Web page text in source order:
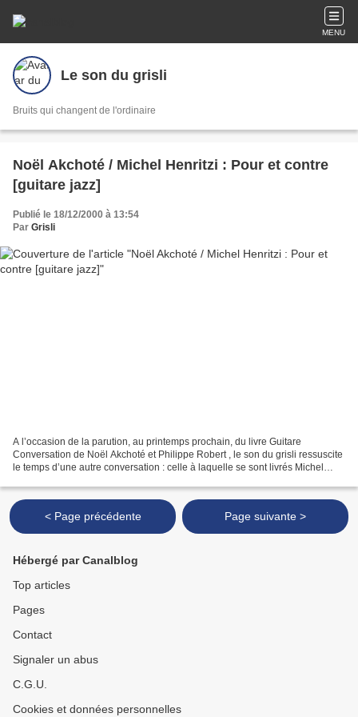
MENU
Le son du grisli
Bruits qui changent de l'ordinaire
Noël Akchoté / Michel Henritzi : Pour et contre
[guitare jazz]
Publié le 18/12/2000 à 13:54
Par Grisli
A l’occasion de la parution, au printemps prochain, du livre Guitare
Conversation de Noël Akchoté et Philippe Robert , le son du grisli ressuscite
le temps d’une autre conversation : celle à laquelle se sont livrés Michel
< Page précédente Page suivante >
Hébergé par Canalblog
Top articles
Pages
Contact
Signaler un abus
C.G.U.
Cookies et données personnelles